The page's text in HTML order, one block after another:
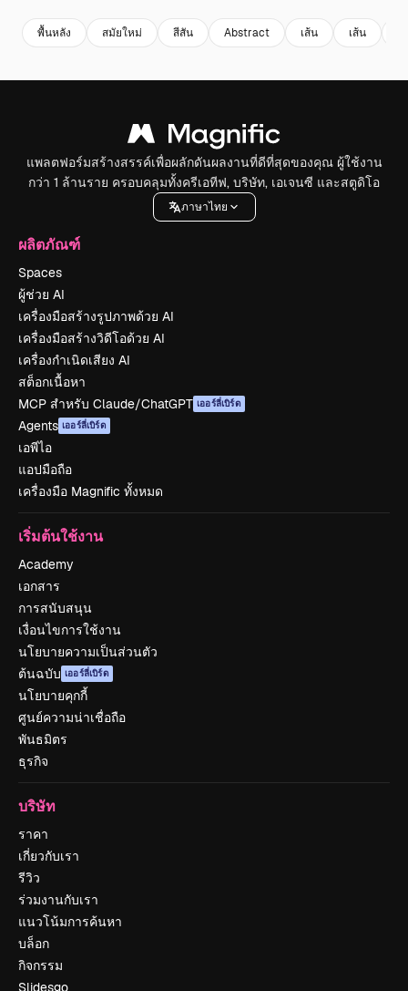
พื้นหลัง สมัยใหม่ สีสัน Abstract เส้น เส้น
แพลตฟอร์มสร้างสรรค์เพื่อผลักดันผลงานที่ดีที่สุดของคุณ ผู้ใช้งาน
กว่า 1 ล้านราย ครอบคลุมทั้งครีเอทีฟ, บริษัท, เอเจนซี และสตูดิโอ
ภาษาไทย
ผลิตภัณฑ์
Spaces
ผู้ช่วย AI
เครื่องมือสร้างรูปภาพด้วย AI
เครื่องมือสร้างวิดีโอด้วย AI
เครื่องกำเนิดเสียง AI
สต็อกเนื้อหา
MCP สำหรับ Claude/ChatGPT เออร์ลี่เบิร์ด
Agents เออร์ลี่เบิร์ด
เอพีไอ
แอปมือถือ
เครื่องมือ Magnific ทั้งหมด
เริ่มต้นใช้งาน
Academy
เอกสาร
การสนับสนุน
เงื่อนไขการใช้งาน
นโยบายความเป็นส่วนตัว
ต้นฉบับ เออร์ลี่เบิร์ด
นโยบายคุกกี้
ศูนย์ความน่าเชื่อถือ
พันธมิตร
ธุรกิจ
บริษัท
ราคา
เกี่ยวกับเรา
รีวิว
ร่วมงานกับเรา
แนวโน้มการค้นหา
บล็อก
กิจกรรม
Slidesgo